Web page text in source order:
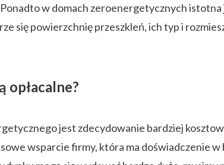
w domach zeroenergetycznych
się powierzchnię przeszkleń, ich typ i
opłacalne?
jest zdecydowanie bardziej
wsparcie firmy, która ma doświadczenie